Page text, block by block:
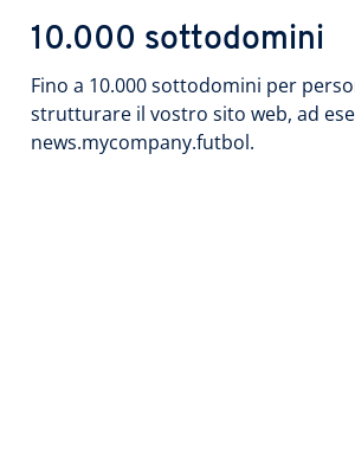
10.000 sottodomini
Fino a 10.000 sottodomini per
strutturare il vostro sito web, ad
news.mycompany.futbol.